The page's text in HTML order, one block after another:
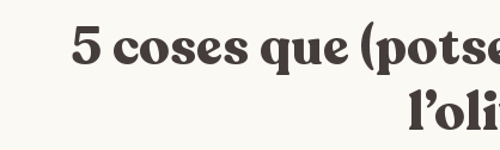
5 coses que